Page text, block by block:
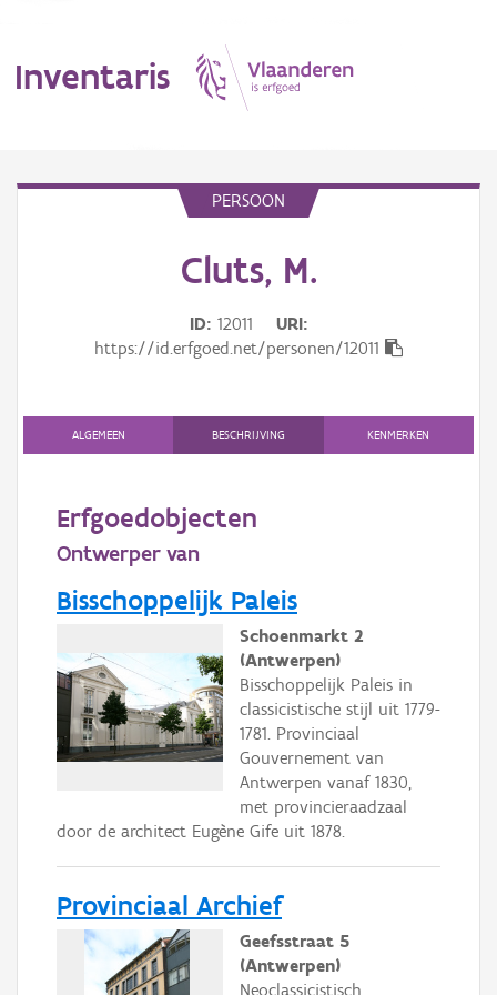
Inventaris
Thema
Persoon of collectief
Downloads
Hergebruik
Aanmelden
PERSOON
Cluts, M.
ID 12011
URI
https://id.erfgoed.net/personen/12011
ALGEMEEN BESCHRIJVING KENMERKEN
Erfgoedobjecten
Ontwerper van
Bisschoppelijk Paleis
Schoenmarkt 2
(Antwerpen)
Bisschoppelijk Paleis in
classicistische stijl uit 1779-
1781. Provinciaal
Gouvernement van
Antwerpen vanaf 1830,
met provincieraadzaal
door de architect Eugène Gife uit 1878.
Provinciaal Archief
Geefsstraat 5
(Antwerpen)
Neoclassicistisch